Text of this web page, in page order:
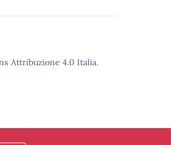
Attribuzione 4.0 Italia.